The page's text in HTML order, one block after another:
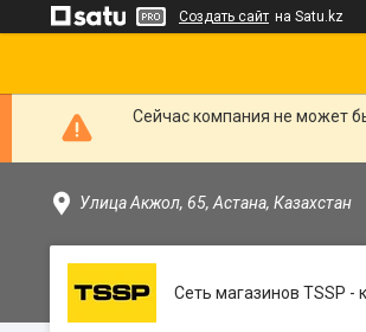
Создать сайт на Satu.kz
Сейчас компания не может
Улица Акжол, 65, Астана, Казахстан
Сеть магазинов TSSP -